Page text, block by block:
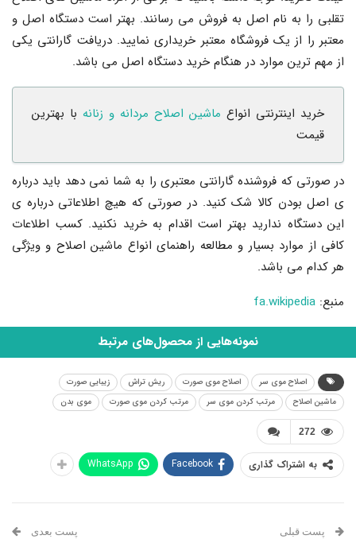
تقلبی را به نام اصل به فروش می رسانند. بهتر است دستگاه اصل و
معتبر را از یک فروشگاه معتبر خریداری نمایید. دریافت گارانتی یکی
از مهم ترین موارد در هنگام خرید دستگاه اصل می باشد.
خرید اینترنتی انواع ماشین اصلاح مردانه و زنانه با بهترین
قیمت
در صورتی که فروشنده گارانتی معتبری را به شما نمی دهد باید درباره
ی اصل بودن کالا شک کنید. در صورتی که هیچ اطلاعاتی درباره ی
این دستگاه ندارید بهتر است اقدام به خرید نکنید. کسب اطلاعات
کافی از موارد بسیار و مطالعه راهنمای انواع ماشین اصلاح و ویژگی
هر کدام می باشد.
منبع: fa.wikipedia
نمونه‌هایی از محصول‌های مرتبط
اصلاح موی سر اصلاح موی صورت ریش تراش
زیبایی صورت
ماشین اصلاح
مرتب کردن موی سر مرتب کردن موی صورت موی بدن
272
به اشتراک گذاری Facebook
WhatsApp
پست قبلی پست بعدی